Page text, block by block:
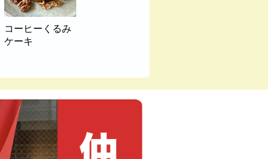
コーヒーくるみ
ケーキ